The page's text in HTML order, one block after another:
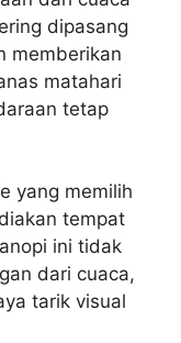
dipasang
memberikan
matahari
tetap
yang memilih
tempat
ini tidak
dari cuaca,
tarik visual